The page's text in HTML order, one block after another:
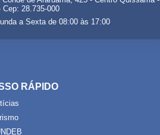
Cep: 28.735-000
a Sexta de 08:00 às 17:00
RÁPIDO